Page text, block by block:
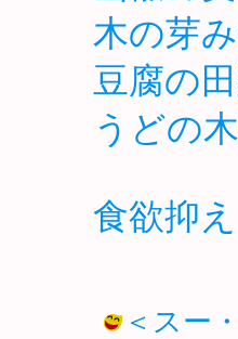
木の芽
豆腐の
うどの
食欲抑
＜スー